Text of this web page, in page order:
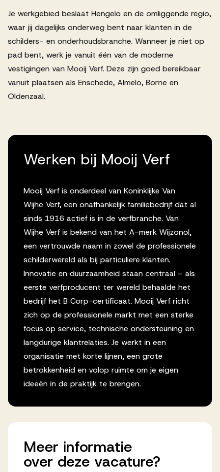
Je werkgebied beslaat Hengelo en de omliggende regio,
waar jij dagelijks onderweg bent naar klanten in de
schilders- en onderhoudsbranche. Wanneer je niet op
pad bent, werk je vanuit één van de moderne
vestigingen van Mooij Verf. Deze zijn goed bereikbaar
vanuit plaatsen als Enschede, Almelo, Borne en
Oldenzaal.
Werken bij Mooij Verf
Mooij Verf is onderdeel van Koninklijke Van
Wijhe Verf, een onafhankelijk familiebedrijf dat al
sinds 1916 actief is in de verfbranche. Van
Wijhe Verf is bekend van het A-merk Wijzonol,
een vertrouwde naam in zowel de professionele
schilderwereld als bij particuliere klanten.
Innovatie en duurzaamheid staan centraal – als
eerste verfproducent ter wereld behaalde het
bedrijf het B Corp-certificaat. Mooij Verf richt
zich op de professionele markt met een sterke
focus op service, technische ondersteuning en
langdurige klantrelaties. Je werkt in een
organisatie met korte lijnen, een grote
betrokkenheid en volop ruimte om je eigen
ideeën in de praktijk te brengen.
Meer informatie
over deze vacature?